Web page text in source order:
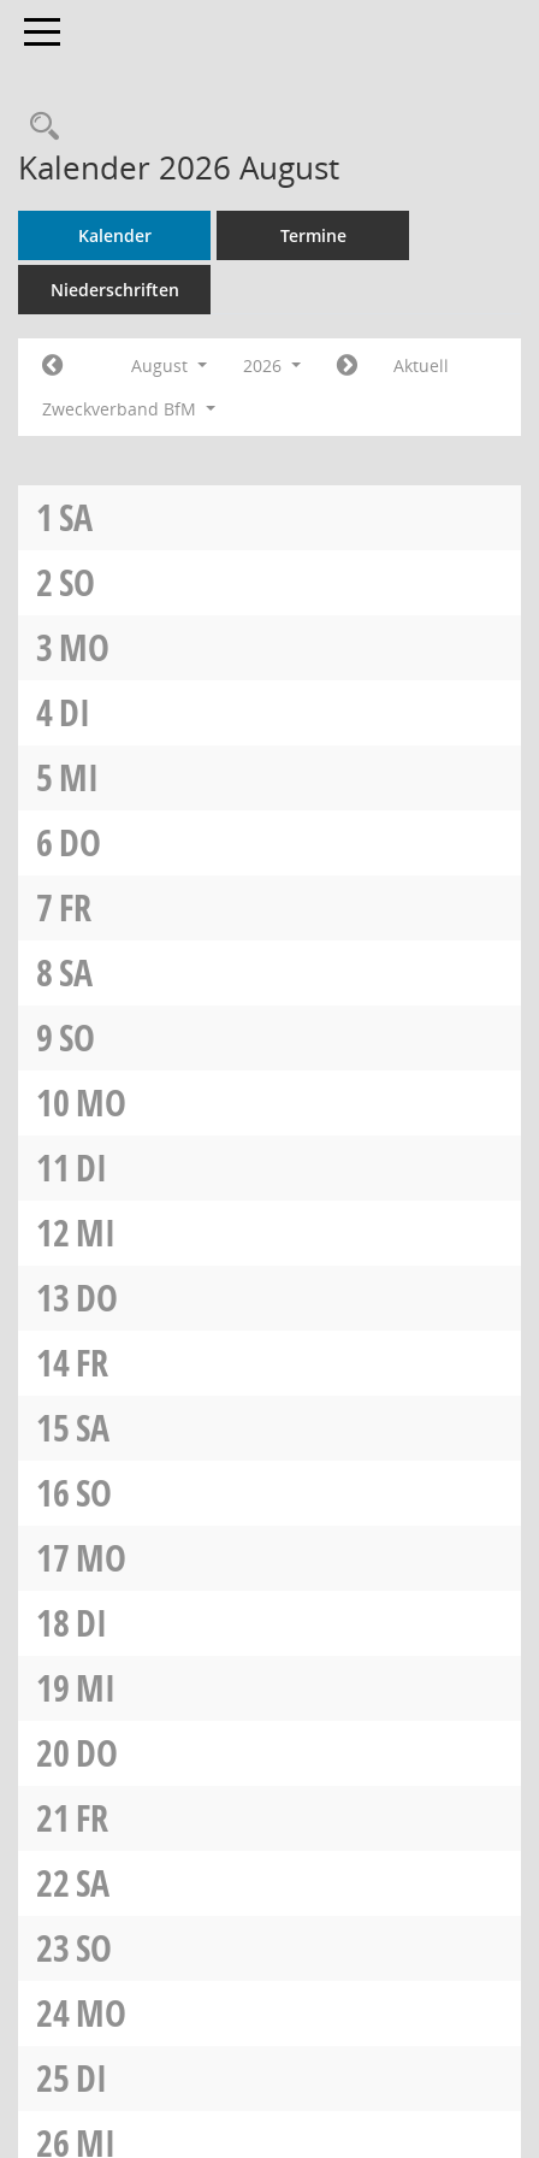
Toggle navigation
Rechercheauswahl
Kalender 2026 August
Kalender Termine
Niederschriften
August 2026
Aktuell
Zweckverband BfM
1 SA
2SO
3MO
4DI
5MI
6DO
7FR
8SA
9SO
10MO
11 DI
12MI
13DO
14FR
15SA
16SO
17MO
18DI
19MI
20DO
21 FR
22SA
23SO
24MO
25DI
26MI